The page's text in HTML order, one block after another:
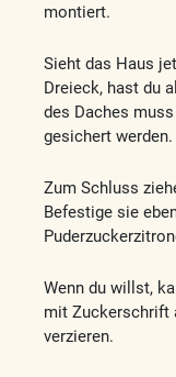
montiert.
Sieht das Haus
Dreieck, hast du
des Daches
gesichert werden.
Zum Schluss
Befestige sie
Wenn du willst,
mit Zuckerschrift
verzieren.